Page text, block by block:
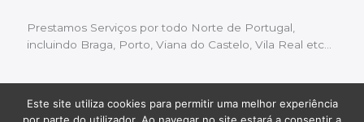
Prestamos Serviços por todo Norte de Portugal,
incluindo Braga, Porto, Viana do Castelo, Vila Real etc…
Livro de Reclamações | Política de Privacidade
Este site utiliza cookies para permitir uma melhor experiência